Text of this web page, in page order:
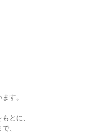
す。
とに、
、